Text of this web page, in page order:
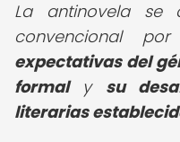
La antinovela se
convencional por
expectativas del
formaly su
literarias